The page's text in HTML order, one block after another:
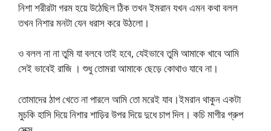
নিশা শরীরটা গরম হয়ে উঠেছিল ঠিক তখন ইমরান যখন এমন কথা বলল
তখন নিশার মনটা যেন ধরাস করে উঠলো।
ও বলল না না তুমি যা বলবে তাই হবে, যেইভাবে তুমি আমাকে খাবে আমি
সেই ভাবেই রাজি । শুধু তোমরা আমাকে ছেড়ে কোথাও যাবে না।
তোমাদের ঠাপ খেতে না পারলে আমি তো মরেই যাব।ইমরান থাকুন একটা
মুচকি হাসি দিয়ে নিশার শাড়ির উপর দিয়ে দুধে চাপ দিল। কচি মাগীর গ্রুপ